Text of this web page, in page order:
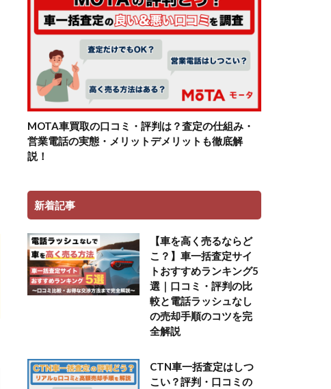
MOTA車買取の口コミ・評判は？査定の仕組み・
営業電話の実態・メリットデメリットも徹底解
説！
新着記事
【車を高く売るならど
こ？】車一括査定サイ
トおすすめランキング5
選｜口コミ・評判の比
較と電話ラッシュなし
の売却手順のコツを完
全解説
CTN車一括査定はしつ
こい？評判・口コミの